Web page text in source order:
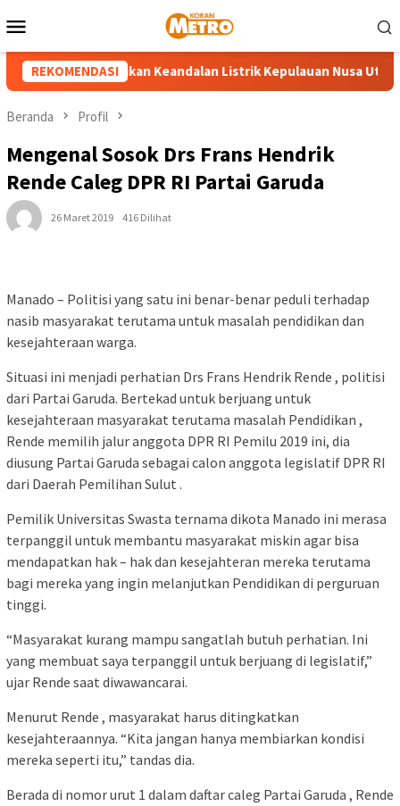
ke
Mobile
REKOMENDASI
Tahuna Pastikan Keandalan Listrik Kepulauan Nusa Utara
Beranda Profil
Mengenal Sosok Drs Frans Hendrik
Rende Caleg DPR RI Partai Garuda
26 Maret 2019 416 Dilihat
Manado – Politisi yang satu ini benar-benar peduli terhadap
nasib masyarakat terutama untuk masalah pendidikan dan
kesejahteraan warga.
Situasi ini menjadi perhatian Drs Frans Hendrik Rende , politisi
dari Partai Garuda. Bertekad untuk berjuang untuk
kesejahteraan masyarakat terutama masalah Pendidikan ,
Rende memilih jalur anggota DPR RI Pemilu 2019 ini, dia
diusung Partai Garuda sebagai calon anggota legislatif DPR RI
dari Daerah Pemilihan Sulut .
Pemilik Universitas Swasta ternama dikota Manado ini merasa
terpanggil untuk membantu masyarakat miskin agar bisa
mendapatkan hak – hak dan kesejahteran mereka terutama
bagi mereka yang ingin melanjutkan Pendidikan di perguruan
tinggi.
“Masyarakat kurang mampu sangatlah butuh perhatian. Ini
yang membuat saya terpanggil untuk berjuang di legislatif,”
ujar Rende saat diwawancarai.
Menurut Rende , masyarakat harus ditingkatkan
kesejahteraannya. “Kita jangan hanya membiarkan kondisi
mereka seperti itu,” tandas dia.
Berada di nomor urut 1 dalam daftar caleg Partai Garuda , Rende